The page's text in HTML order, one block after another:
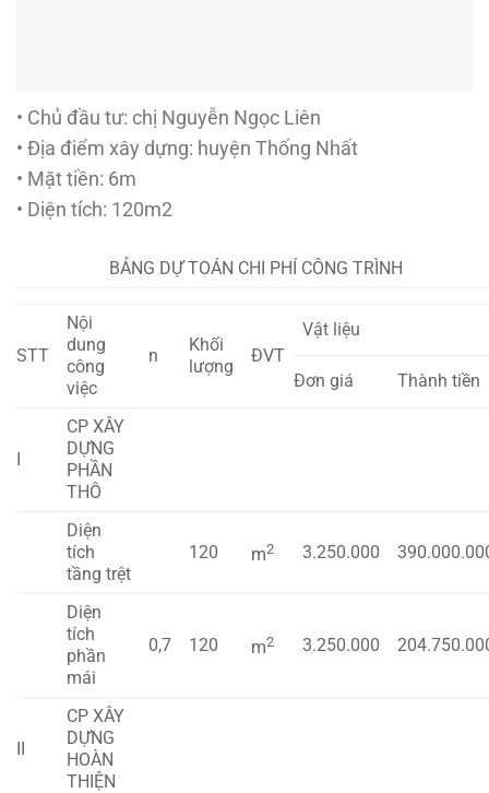
• Chủ đầu tư: chị Nguyễn Ngọc Liên
• Địa điểm xây dựng: huyện Thống Nhất
• Mặt tiền: 6m
• Diện tích: 120m2
BẢNG DỰ TOÁN CHI PHÍ CÔNG TRÌNH
STT
Nội
dung
công
việc
n
Khối
lượng
ĐVT
Vật liệu
Đơn giá Thành tiền
I
CP XÂY
DỰNG
PHẦN
THÔ
Diện
tích
tầng trệt
120 m2 3.250.000
Diện
tích
phần
mái
0,7 120 m2 3.250.000
II
CP XÂY
DỰNG
HOÀN
THIỆN